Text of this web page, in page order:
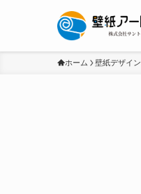
ホーム 壁紙デザイン